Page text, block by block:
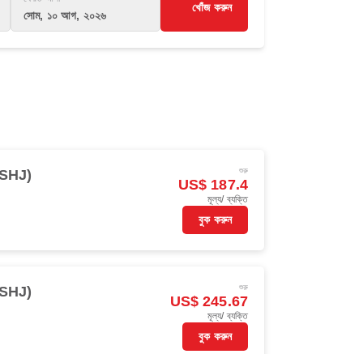
সোম, ১০ আগ, ২০২৬
খোঁজ করুন
শুরু
US$ 187.4
মূল্য/ ব্যক্তি
বুক করুন
শুরু
US$ 245.67
মূল্য/ ব্যক্তি
বুক করুন